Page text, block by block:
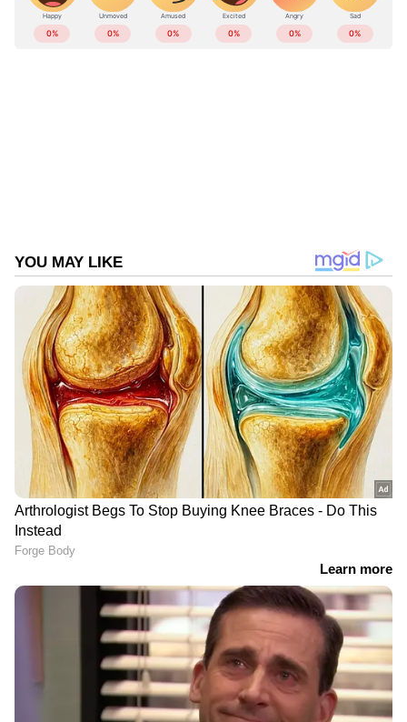
ABOUT THE AUTHOR
DOWNLOAD APP